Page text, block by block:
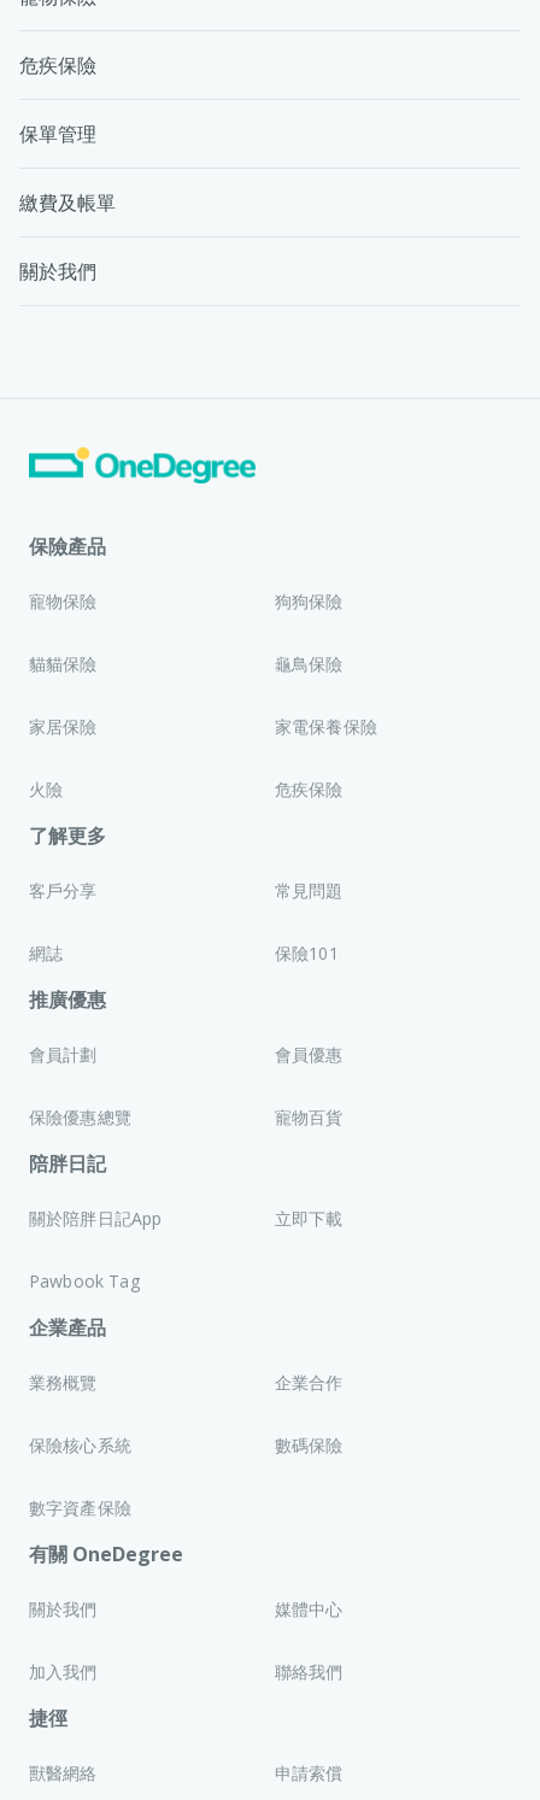
危疾保險
保單管理
繳費及帳單
關於我們
保險產品
寵物保險 狗狗保險
貓貓保險 龜鳥保險
家居保險 家電保養保險
火險 危疾保險
了解更多
客戶分享 常見問題
網誌 保險101
推廣優惠
會員計劃 會員優惠
保險優惠總覽 寵物百貨
陪胖日記
關於陪胖日記App 立即下載
Pawbook Tag
企業產品
業務概覽 企業合作
保險核心系統 數碼保險
數字資產保險
有關 OneDegree
關於我們 媒體中心
加入我們 聯絡我們
捷徑
獸醫網絡 申請索償